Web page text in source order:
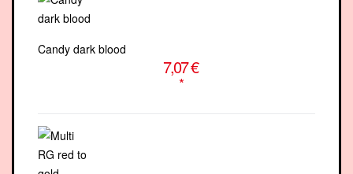
Candy dark blood
7,07 €
*